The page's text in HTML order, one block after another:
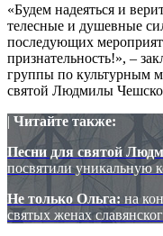
«Будем надеяться и
телесные и душевные
последующих
признательность!», –
группы по культурным
святой Людмилы
| Читайте также:
Песни для святой
посвятили уникальную
Не только Ольга: на
святых женах